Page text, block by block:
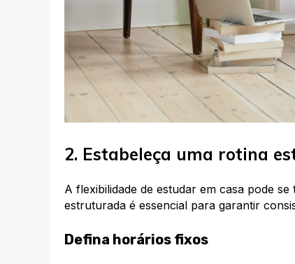
2. Estabeleça uma rotina
A flexibilidade de estudar em casa pode
estruturada é essencial para garantir
Defina horários fixos